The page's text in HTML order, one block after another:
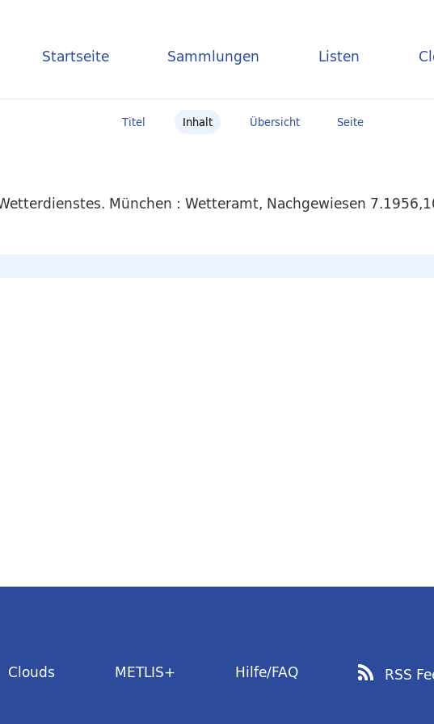
Startseite Sammlungen Listen
Titel Inhalt Übersicht Seite
München : Wetteramt, Nachgewiesen
Clouds METLIS+ Hilfe/FAQ RSS